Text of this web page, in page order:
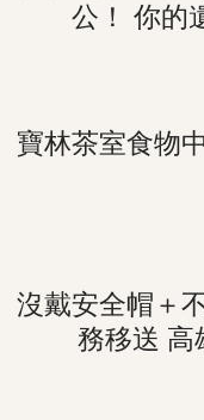
公！ 你的
寶林茶室食物
沒戴安全帽＋
務移送 高